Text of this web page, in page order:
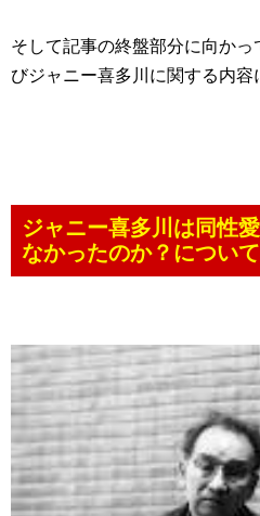
そして記事の終盤部分に向か
びジャニー喜多川に関する内容
ジャニー喜多川は同性
なかったのか？について